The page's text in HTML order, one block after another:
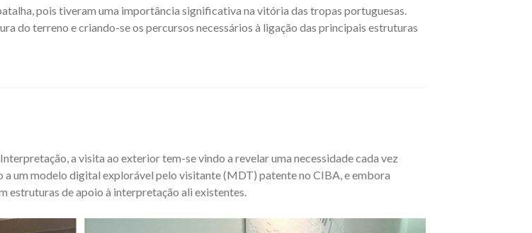
pois tiveram uma importância significativa na vitória das tropas portuguesas.
do terreno e criando-se os percursos necessários à ligação das principais estruturas
a visita ao exterior tem-se vindo a revelar uma necessidade cada vez
um modelo digital explorável pelo visitante (MDT) patente no CIBA, e embora
estruturas de apoio à interpretação ali existentes.